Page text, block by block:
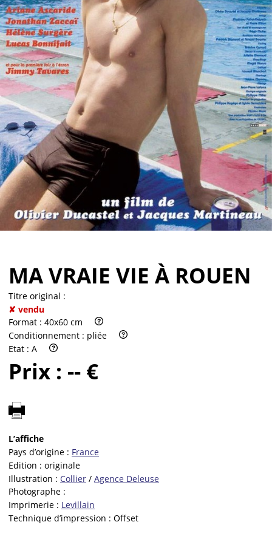
Vendre
MA VRAIE VIE À ROUEN
Titre original :
✘ vendu
Format : 40x60 cm
Conditionnement : pliée
Etat : A
Prix : -- €
L’affiche
Pays d’origine : France
Edition : originale
Illustration : Collier / Agence Deleuse
Photographe :
Imprimerie : Levillain
Technique d’impression : Offset